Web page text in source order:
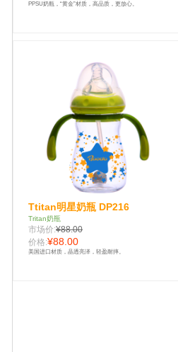
PPSU奶瓶，“黄金”材质，高品质，更放心。
Ttitan明星奶瓶 DP216
Tritan奶瓶
市场价:¥88.00
价格:¥88.00
美国进口材质，晶透亮泽，轻盈耐摔。